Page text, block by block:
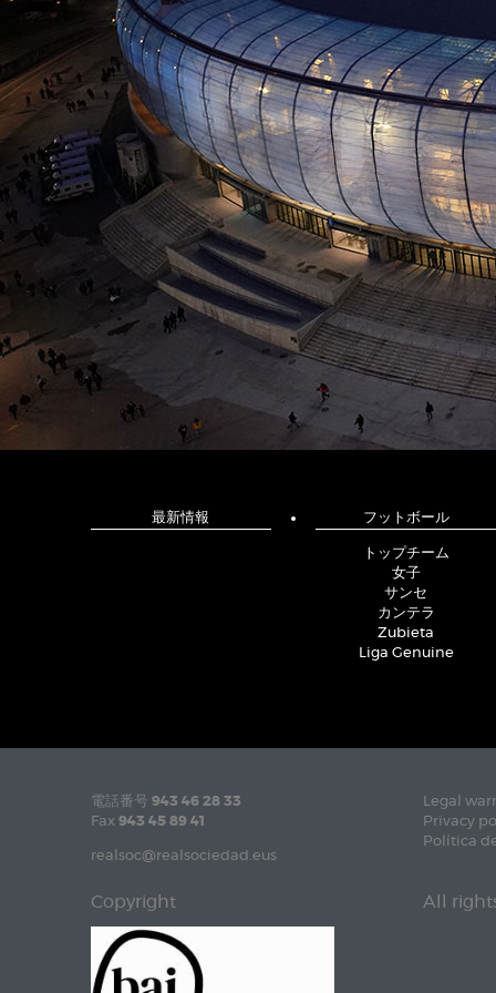
最新情報 フットボール
トップチーム
女子
サンセ
カンテラ
Zubieta
Liga Genuine
電話番号 943 46 28 33
Fax 943 45 89 41
realsoc@realsociedad.eus
Legal
Privacy
Política
Copyright All